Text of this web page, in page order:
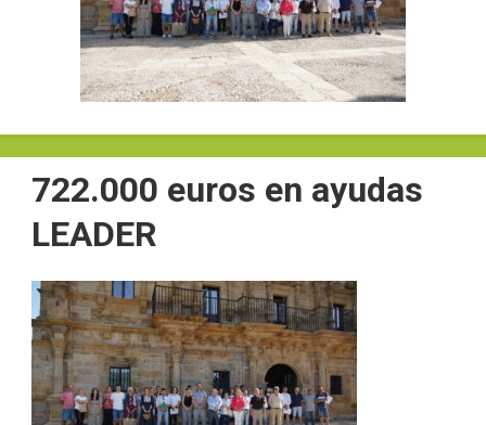
722.000 euros en ayudas
LEADER